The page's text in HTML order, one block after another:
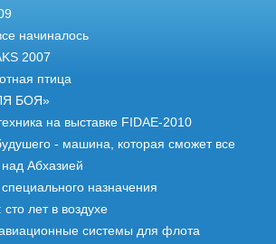
начиналось
2007
птица
БОЯ»
на выставке FIDAE-2010
- машина, которая сможет все
Абхазией
назначения
лет в воздухе
системы для флота